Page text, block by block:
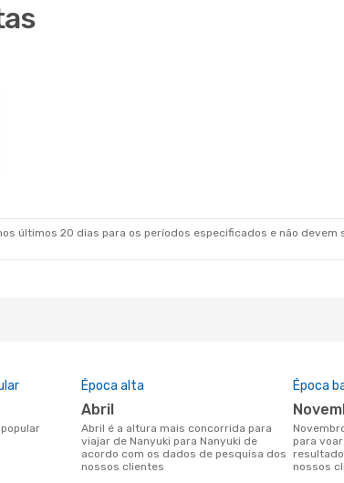
últimos 20 dias para os períodos especificados e não
Época alta
abril
abril é a altura mais concorrida para
viajar de Nanyuki para Nanyuki de
acordo com os dados de pesquisa dos
nossos clientes
Época
novembro é o tempo menos concorrido
para
nossos